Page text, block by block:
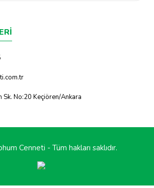
Sk. No:20 Keçiören/Ankara
Cenneti - Tüm hakları saklıdır.